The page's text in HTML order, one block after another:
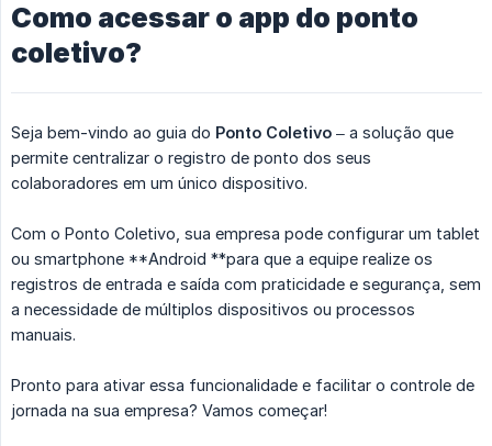
Como acessar o app do ponto
coletivo?
Seja bem-vindo ao guia do Ponto Coletivo – a solução que
permite centralizar o registro de ponto dos seus
colaboradores em um único dispositivo.
Com o Ponto Coletivo, sua empresa pode configurar um tablet
ou smartphone **Android **para que a equipe realize os
registros de entrada e saída com praticidade e segurança, sem
a necessidade de múltiplos dispositivos ou processos
manuais.
Pronto para ativar essa funcionalidade e facilitar o controle de
jornada na sua empresa? Vamos começar!